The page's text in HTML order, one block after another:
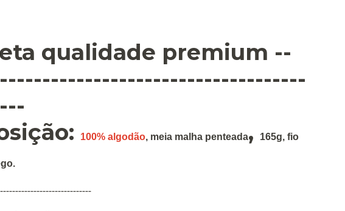
qualidade premium --
100% algodão, meia malha penteada, 165g, fio